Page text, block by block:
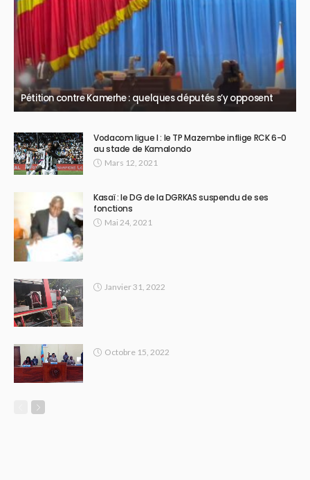
Pétition contre Kamerhe : quelques députés s’y opposent
Vodacom ligue I : le TP Mazembe inflige RCK 6-0
au stade de Kamalondo
Mars 12, 2021
Kasaï : le DG de la DGRKAS suspendu de ses
fonctions
Mai 24, 2021
Janvier 31, 2022
Octobre 15, 2022